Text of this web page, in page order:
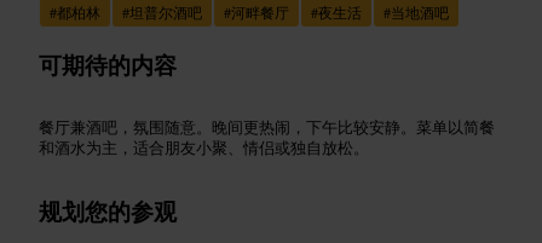
#都柏林 #坦普尔酒吧 #河畔餐厅 #夜生活 #当地酒吧
可期待的内容
餐厅兼酒吧，氛围随意。晚间更热闹，下午比较安静。菜单以简餐
和酒水为主，适合朋友小聚、情侣或独自放松。
规划您的参观